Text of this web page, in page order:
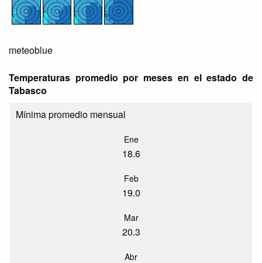
meteoblue
Temperaturas promedio por meses en el estado de
Tabasco
Mínima promedio mensual
Ene
18.6
Feb
19.0
Mar
20.3
Abr